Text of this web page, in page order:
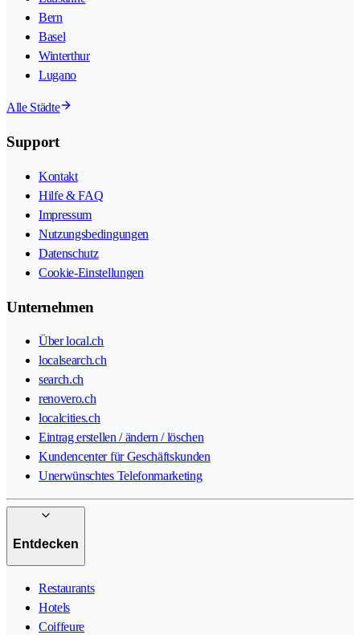
Bern
Basel
Winterthur
Lugano
Alle Städte
Support
Kontakt
Hilfe & FAQ
Impressum
Nutzungsbedingungen
Datenschutz
Cookie-Einstellungen
Unternehmen
Über local.ch
localsearch.ch
search.ch
renovero.ch
localcities.ch
Eintrag erstellen / ändern / löschen
Kundencenter für Geschäftskunden
Unerwünschtes Telefonmarketing
Entdecken
Restaurants
Hotels
Coiffeure